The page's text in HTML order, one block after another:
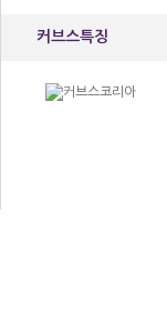
커브스특징